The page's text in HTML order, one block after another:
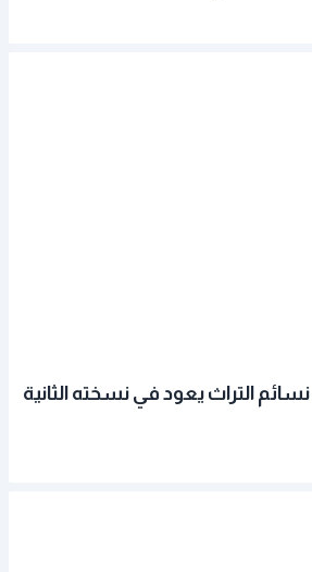
التراث يعود في نسخته الثانية